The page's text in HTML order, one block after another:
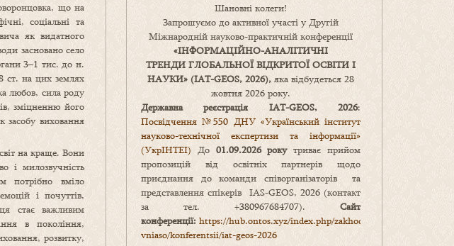
що на
соціальні та
як видатного
засновано село
3–1 тис. до н.
ст. на цих землях
любов, сила роду
зміцненню його
засобу виховання
на краще. Вони
і милозвучність
потрібно вміло
і почуттів,
стає важливим
в покоління,
розвитку,
Шановні колеги!
Запрошуємо до активної участі у Другій
Міжнародній науково-практичній конференції
«ІНФОРМАЦІЙНО-АНАЛІТИЧНІ
ТРЕНДИ ГЛОБАЛЬНОЇ ВІДКРИТОЇ ОСВІТИ І
НАУКИ» (IAT-GEOS, 2026), яка відбудеться 28
жовтня 2026 року.
Державна реєстрація IAT-GEOS, 2026:
Посвідчення №550 ДНУ «Український інститут
науково-технічної експертизи та інформації»
(УкрІНТЕІ) До 01.09.2026 рокутриває прийом
пропозицій від освітніх партнерів щодо
приєднання до команди співорганізаторів та
представлення спікерів IAS-GEOS, 2026 (контакт
за тел. +380967684707). Сайт
конференції: https://hub.ontos.xyz/index.php/zakhody-
vniaso/konferentsii/iat-geos-2026